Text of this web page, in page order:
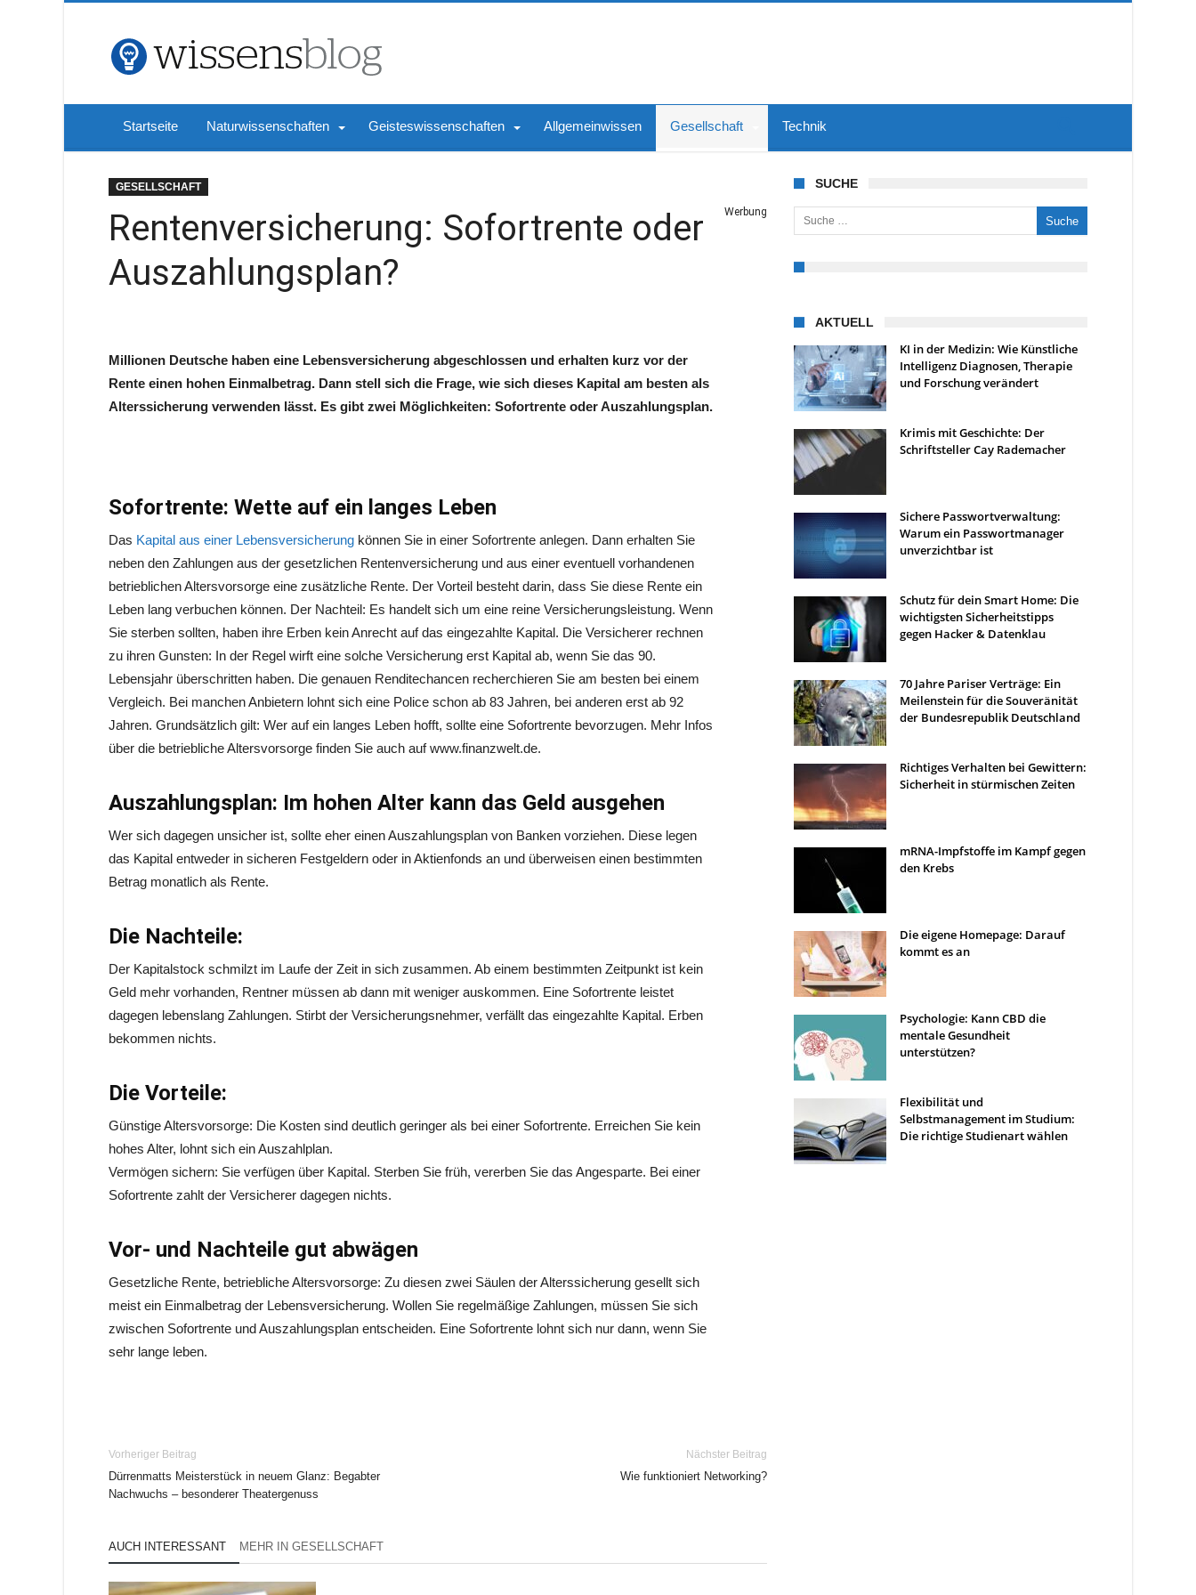
Startseite Naturwissenschaften Geisteswissenschaften Allgemeinwissen Gesellschaft Technik
GESELLSCHAFT
Rentenversicherung: Sofortrente oder
Auszahlungsplan?
Werbung
Millionen Deutsche haben eine Lebensversicherung abgeschlossen und erhalten kurz vor der
Rente einen hohen Einmalbetrag. Dann stell sich die Frage, wie sich dieses Kapital am besten als
Alterssicherung verwenden lässt. Es gibt zwei Möglichkeiten: Sofortrente oder Auszahlungsplan.
Sofortrente: Wette auf ein langes Leben
Das Kapital aus einer Lebensversicherung können Sie in einer Sofortrente anlegen. Dann erhalten Sie
neben den Zahlungen aus der gesetzlichen Rentenversicherung und aus einer eventuell vorhandenen
betrieblichen Altersvorsorge eine zusätzliche Rente. Der Vorteil besteht darin, dass Sie diese Rente ein
Leben lang verbuchen können. Der Nachteil: Es handelt sich um eine reine Versicherungsleistung. Wenn
Sie sterben sollten, haben ihre Erben kein Anrecht auf das eingezahlte Kapital. Die Versicherer rechnen
zu ihren Gunsten: In der Regel wirft eine solche Versicherung erst Kapital ab, wenn Sie das 90.
Lebensjahr überschritten haben. Die genauen Renditechancen recherchieren Sie am besten bei einem
Vergleich. Bei manchen Anbietern lohnt sich eine Police schon ab 83 Jahren, bei anderen erst ab 92
Jahren. Grundsätzlich gilt: Wer auf ein langes Leben hofft, sollte eine Sofortrente bevorzugen. Mehr Infos
über die betriebliche Altersvorsorge finden Sie auch auf www.finanzwelt.de.
Auszahlungsplan: Im hohen Alter kann das Geld ausgehen
Wer sich dagegen unsicher ist, sollte eher einen Auszahlungsplan von Banken vorziehen. Diese legen
das Kapital entweder in sicheren Festgeldern oder in Aktienfonds an und überweisen einen bestimmten
Betrag monatlich als Rente.
Die Nachteile:
Der Kapitalstock schmilzt im Laufe der Zeit in sich zusammen. Ab einem bestimmten Zeitpunkt ist kein
Geld mehr vorhanden, Rentner müssen ab dann mit weniger auskommen. Eine Sofortrente leistet
dagegen lebenslang Zahlungen. Stirbt der Versicherungsnehmer, verfällt das eingezahlte Kapital. Erben
bekommen nichts.
Die Vorteile:
Günstige Altersvorsorge: Die Kosten sind deutlich geringer als bei einer Sofortrente. Erreichen Sie kein
hohes Alter, lohnt sich ein Auszahlplan.
Vermögen sichern: Sie verfügen über Kapital. Sterben Sie früh, vererben Sie das Angesparte. Bei einer
Sofortrente zahlt der Versicherer dagegen nichts.
Vor- und Nachteile gut abwägen
Gesetzliche Rente, betriebliche Altersvorsorge: Zu diesen zwei Säulen der Alterssicherung gesellt sich
meist ein Einmalbetrag der Lebensversicherung. Wollen Sie regelmäßige Zahlungen, müssen Sie sich
zwischen Sofortrente und Auszahlungsplan entscheiden. Eine Sofortrente lohnt sich nur dann, wenn Sie
sehr lange leben.
Vorheriger Beitrag
Dürrenmatts Meisterstück in neuem Glanz: Begabter
Nachwuchs – besonderer Theatergenuss
Nächster Beitrag
Wie funktioniert Networking?
AUCH INTERESSANT MEHR IN GESELLSCHAFT
SUCHE
Suche nach:
AKTUELL
KI in der Medizin: Wie Künstliche
Intelligenz Diagnosen, Therapie
und Forschung verändert
Krimis mit Geschichte: Der
Schriftsteller Cay Rademacher
Sichere Passwortverwaltung:
Warum ein Passwortmanager
unverzichtbar ist
Schutz für dein Smart Home: Die
wichtigsten Sicherheitstipps
gegen Hacker & Datenklau
70 Jahre Pariser Verträge: Ein
Meilenstein für die Souveränität
der Bundesrepublik Deutschland
Richtiges Verhalten bei Gewittern:
Sicherheit in stürmischen Zeiten
mRNA-Impfstoffe im Kampf gegen
den Krebs
Die eigene Homepage: Darauf
kommt es an
Psychologie: Kann CBD die
mentale Gesundheit
unterstützen?
Flexibilität und
Selbstmanagement im Studium:
Die richtige Studienart wählen